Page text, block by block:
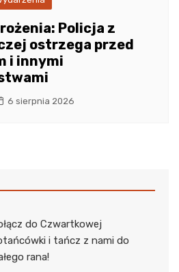
Policja z
ostrzega przed
i innymi
6 sierpnia 2026
do Czwartkowej
i tańcz z nami do
rana!